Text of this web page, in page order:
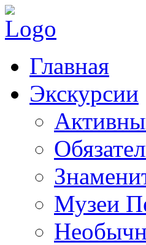
Главная
Экскурсии
Музеи